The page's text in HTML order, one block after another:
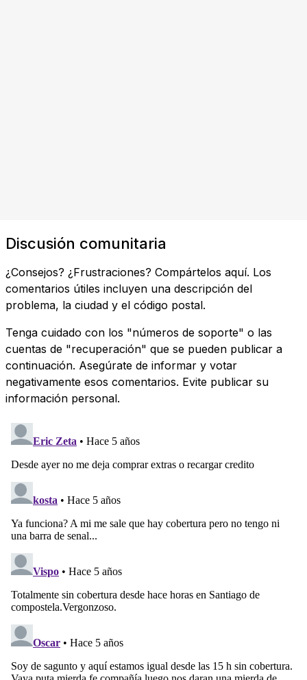
Discusión comunitaria
¿Consejos? ¿Frustraciones? Compártelos aquí. Los
comentarios útiles incluyen una descripción del
problema, la ciudad y el código postal.
Tenga cuidado con los "números de soporte" o las
cuentas de "recuperación" que se pueden publicar a
continuación. Asegúrate de informar y votar
negativamente esos comentarios. Evite publicar su
información personal.